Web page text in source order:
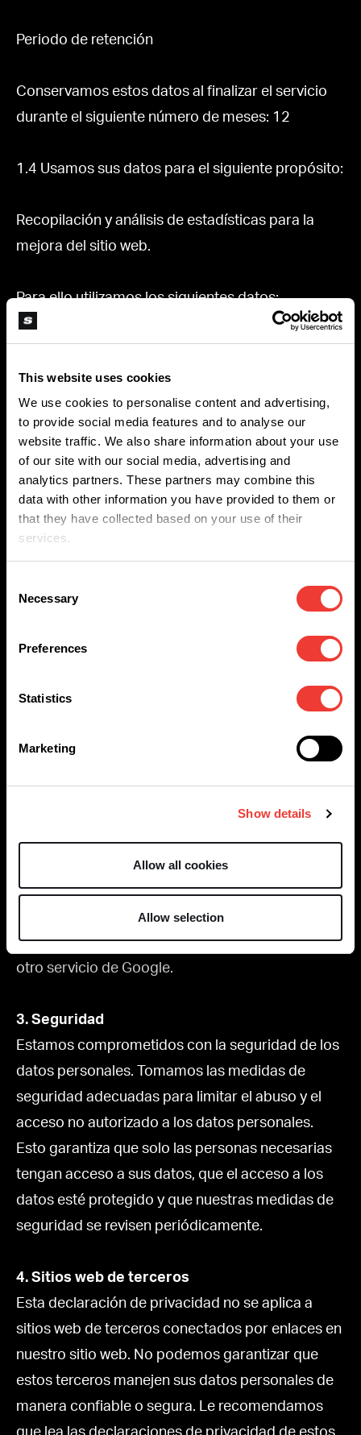
This website uses cookies
We use cookies to personalise content and advertising,
to provide social media features and to analyse our
website traffic. We also share information about your use
of our site with our social media, advertising and
analytics partners. These partners may combine this
data with other information you have provided to them or
that they have collected based on your use of their
services.
Selection
Necessary
Preferences
Statistics
Marketing
Show details
Allow all cookies
Allow selection
Periodo de retención
Conservamos estos datos al finalizar el servicio
durante el siguiente número de meses: 12
1.4 Usamos sus datos para el siguiente propósito:
Recopilación y análisis de estadísticas para la
mejora del sitio web.
Para ello utilizamos los siguientes datos:
Localización
Comportamiento del visitante
Cuentas de redes sociales
La base sobre la que podemos procesar estos
datos es:
Periodo de retención
Conservamos estos datos al finalizar el servicio
Nuestro sitio web utiliza cookies. Para obtener
más información sobre las cookies, consulte
Hemos celebrado un acuerdo de procesamiento
de datos con Google.
Google no puede utilizar los datos para ningún
otro servicio de Google.
3. Seguridad
Estamos comprometidos con la seguridad de los
datos personales. Tomamos las medidas de
seguridad adecuadas para limitar el abuso y el
acceso no autorizado a los datos personales.
Esto garantiza que solo las personas necesarias
tengan acceso a sus datos, que el acceso a los
datos esté protegido y que nuestras medidas de
seguridad se revisen periódicamente.
4. Sitios web de terceros
Esta declaración de privacidad no se aplica a
sitios web de terceros conectados por enlaces en
nuestro sitio web. No podemos garantizar que
estos terceros manejen sus datos personales de
manera confiable o segura. Le recomendamos